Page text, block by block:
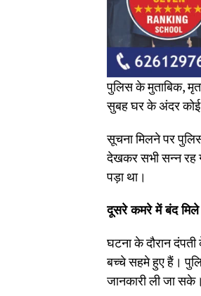
पुलिस के मुताबिक,
सुबह घर के अंदर कोई
सूचना मिलने पर
देखकर सभी सन्न रह
पड़ा था।
दूसरे कमरे में बंद
घटना के दौरान
बच्चे सहमे हुए हैं।
जानकारी ली जा